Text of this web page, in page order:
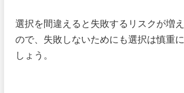
選択を間違えると失敗するリスクが増
ので、失敗しないためにも選択は慎重
しょう。